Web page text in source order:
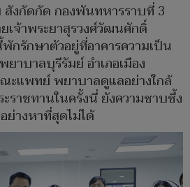
สังกัดกัด กองพันทหารราบที่ 3
เจ้าพระยาสุรวงศ์วัฒนศักดิ์
กรักษาตัวอยู่ที่อาคารความเป็น
ยาบาลบุรีรัมย์ อำเภอเมือง
ะแพทย์ พยาบาลดูแลอย่างใกล้
ราชทานในครั้งนี่ ยังความซาบซึ้ง
างหาที่สุดไม่ได้